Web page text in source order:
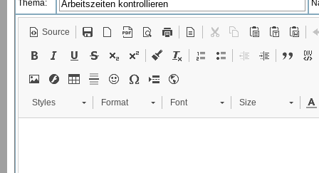
Thema:
Source
Styles Format Font Size